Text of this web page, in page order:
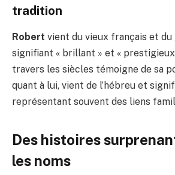
tradition
Robert vient du vieux français et du
signifiant « brillant » et « prestigieux
travers les siècles témoigne de sa
quant à lui, vient de l’hébreu et
représentant souvent des liens
Des histoires
les noms